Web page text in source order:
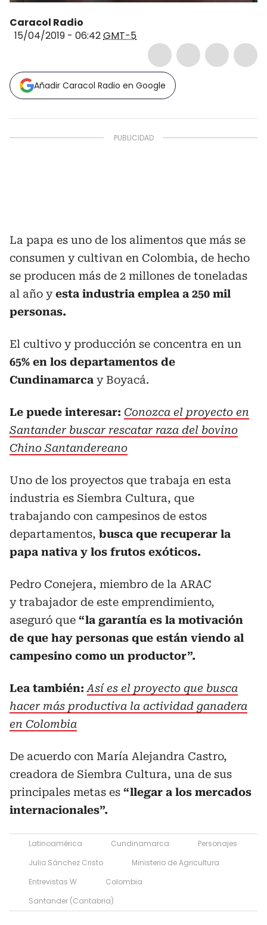
Caracol Radio
15/04/2019 - 06:42GMT-5
Añadir Caracol Radio en Google
La papa es uno de los alimentos que más se
consumen y cultivan en Colombia, de hecho
se producen más de 2 millones de toneladas
al año yesta industria emplea a 250 mil
personas.
El cultivo y producción se concentra en un
65% en los departamentos de
Cundinamarca y Boyacá.
Le puede interesar: Conozca el proyecto en
Santander buscar rescatar raza del bovino
Chino Santandereano
Uno de los proyectos que trabaja en esta
industria es Siembra Cultura, que
trabajando con campesinos de estos
departamentos, busca que recuperar la
papa nativa y los frutos exóticos.
Pedro Conejera, miembro de la ARAC
y trabajador de este emprendimiento,
aseguró que “la garantía es la motivación
de que hay personas que están viendo al
campesino como un productor”.
Lea también: Así es el proyecto que busca
hacer más productiva la actividad ganadera
en Colombia
De acuerdo con María Alejandra Castro,
creadora de Siembra Cultura, una de sus
principales metas es “llegar a los mercados
internacionales”.
Latinoamérica Cundinamarca
Personajes
Julio Sánchez Cristo
Ministerio de Agricultura
Entrevistas W
Colombia
Santander (Cantabria)